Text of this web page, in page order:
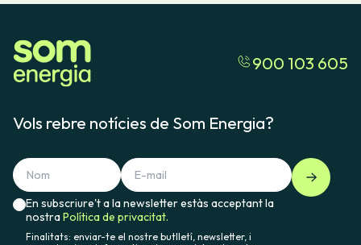
900 103 605
Vols rebre notícies de Som Energia?
En subscriure't a la newsletter estàs acceptant la
nostraPolítica de privacitat.
Finalitats: enviar-te el nostre butlletí, newsletter, i